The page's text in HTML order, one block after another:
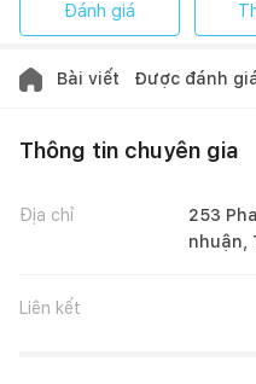
Đánh giá
Bài viết Được đánh
Thông tin chuyên gia
Địa chỉ
253
nhuận,
Liên kết